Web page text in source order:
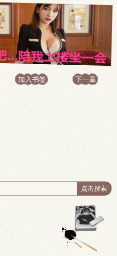
加入书签 下一章